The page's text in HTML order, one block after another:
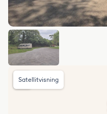
Satellitvisning